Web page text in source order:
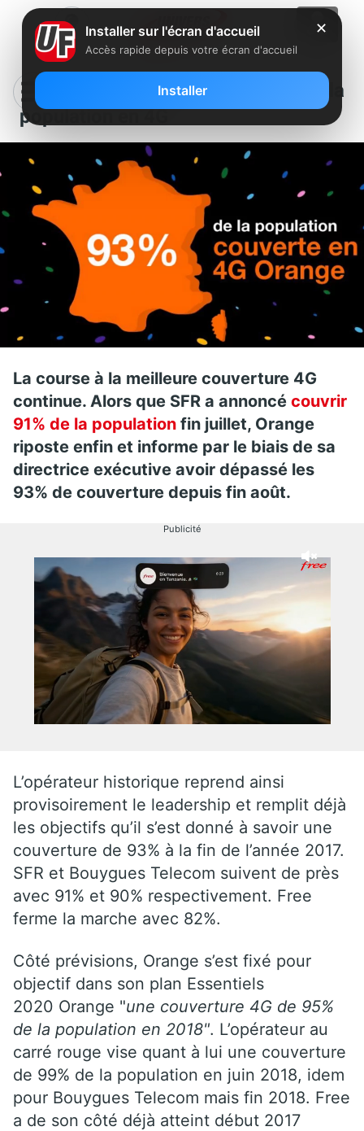
Orange annonce couvrir 93% de la
population en 4G
La course à la meilleure couverture 4G
continue. Alors que SFR a annoncé couvrir
91% de la population fin juillet, Orange
riposte enfin et informe par le biais de sa
directrice exécutive avoir dépassé les
93% de couverture depuis fin août.
Publicité
L’opérateur historique reprend ainsi
provisoirement le leadership et remplit déjà
les objectifs qu’il s’est donné à savoir une
couverture de 93% à la fin de l’année 2017.
SFR et Bouygues Telecom suivent de près
avec 91% et 90% respectivement. Free
ferme la marche avec 82%.
Côté prévisions, Orange s’est fixé pour
objectif dans son plan Essentiels
2020 Orange "une couverture 4G de 95%
de la population en 2018". L’opérateur au
carré rouge vise quant à lui une couverture
de 99% de la population en juin 2018, idem
pour Bouygues Telecom mais fin 2018. Free
a de son côté déjà atteint début 2017
✕
Installer sur l'écran d'accueil
Accès rapide depuis votre écran d'accueil
Installer